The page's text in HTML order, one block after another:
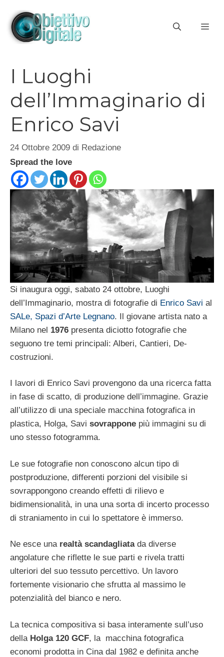
contenuto
I Luoghi
dell’Immaginario di
Enrico Savi
24 Ottobre 2009 di Redazione
Spread the love
Si inaugura oggi, sabato 24 ottobre, Luoghi
dell’Immaginario, mostra di fotografie di Enrico Savi al
SALe, Spazi d’Arte Legnano. Il giovane artista nato a
Milano nel 1976 presenta diciotto fotografie che
seguono tre temi principali: Alberi, Cantieri, De-
costruzioni.
I lavori di Enrico Savi provengono da una ricerca fatta
in fase di scatto, di produzione dell’immagine. Grazie
all’utilizzo di una speciale macchina fotografica in
plastica, Holga, Savi sovrappone più immagini su di
uno stesso fotogramma.
Le sue fotografie non conoscono alcun tipo di
postproduzione, differenti porzioni del visibile si
sovrappongono creando effetti di rilievo e
bidimensionalità, in una una sorta di incerto processo
di straniamento in cui lo spettatore è immerso.
Ne esce una realtà scandagliatada diverse
angolature che riflette le sue parti e rivela tratti
ulteriori del suo tessuto percettivo. Un lavoro
fortemente visionario che sfrutta al massimo le
potenzialità del bianco e nero.
La tecnica compositiva si basa interamente sull’uso
della Holga 120 GCF, la macchina fotografica
economi prodotta in Cina dal 1982 e definita anche